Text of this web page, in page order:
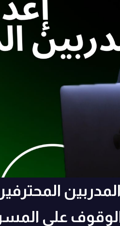
على